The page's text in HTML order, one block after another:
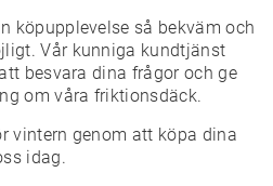
köpupplevelse så bekväm och
Vår kunniga kundtjänst
besvara dina frågor och ge
om våra friktionsdäck.
vintern genom att köpa dina
idag.